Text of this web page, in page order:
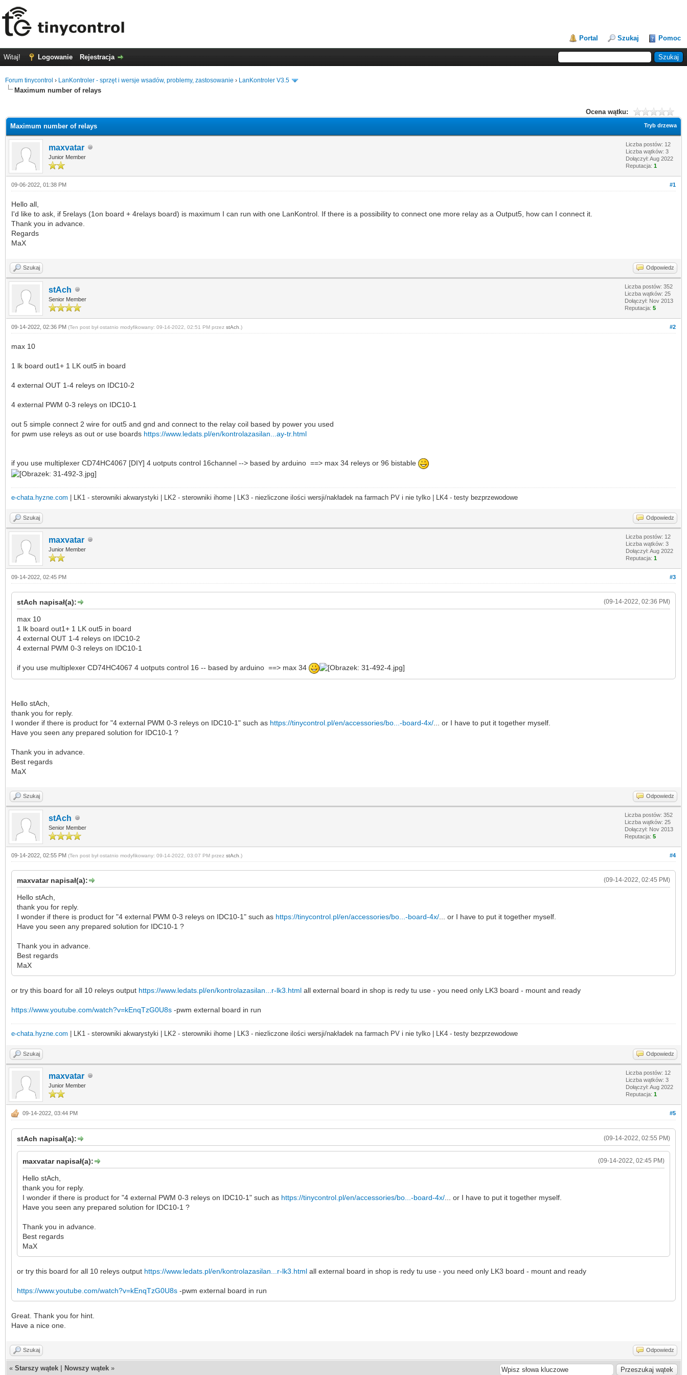
Portal Szukaj Pomoc
Witaj! Logowanie Rejestracja
Forum tinycontrol › LanKontroler - sprzęt i wersje wsadów, problemy, zastosowanie › LanKontroler V3.5
Maximum number of relays
Ocena wątku:
Tryb drzewa
Maximum number of relays
maxvatar
Junior Member
Liczba postów: 12
Liczba wątków: 3
Dołączył: Aug 2022
Reputacja: 1
#1
09-06-2022, 01:38 PM
Hello all,
I'd like to ask, if 5relays (1on board + 4relays board) is maximum I can run with one LanKontrol. If there is a possibility to connect one more relay as a Output5, how can I connect it.
Thank you in advance.
Regards
MaX
Szukaj Odpowiedz
stAch
Senior Member
Liczba postów: 352
Liczba wątków: 25
Dołączył: Nov 2013
Reputacja: 5
#2
09-14-2022, 02:36 PM (Ten post był ostatnio modyfikowany: 09-14-2022, 02:51 PM przez stAch .)
max 10
1 lk board out1+ 1 LK out5 in board
4 external OUT 1-4 releys on IDC10-2
4 external PWM 0-3 releys on IDC10-1
out 5 simple connect 2 wire for out5 and gnd and connect to the relay coil based by power you used
for pwm use releys as out or use boards https://www.ledats.pl/en/kontrolazasilan...ay-tr.html
if you use multiplexer CD74HC4067 [DIY] 4 uotputs control 16channel --> based by arduino ==> max 34 releys or 96 bistable
e-chata.hyzne.com | LK1 - sterowniki akwarystyki | LK2 - sterowniki ihome | LK3 - niezliczone ilości wersji/nakładek na farmach PV i nie tylko | LK4 - testy bezprzewodowe
Szukaj Odpowiedz
maxvatar
Junior Member
Liczba postów: 12
Liczba wątków: 3
Dołączył: Aug 2022
Reputacja: 1
#3
09-14-2022, 02:45 PM
(09-14-2022, 02:36 PM)
stAch napisał(a):
max 10
1 lk board out1+ 1 LK out5 in board
4 external OUT 1-4 releys on IDC10-2
4 external PWM 0-3 releys on IDC10-1
if you use multiplexer CD74HC4067 4 uotputs control 16 -- based by arduino ==> max 34
Hello stAch,
thank you for reply.
I wonder if there is product for "4 external PWM 0-3 releys on IDC10-1" such as https://tinycontrol.pl/en/accessories/bo...-board-4x/ ... or I have to put it together myself.
Have you seen any prepared solution for IDC10-1 ?
Thank you in advance.
Best regards
MaX
Szukaj Odpowiedz
stAch
Senior Member
Liczba postów: 352
Liczba wątków: 25
Dołączył: Nov 2013
Reputacja: 5
#4
09-14-2022, 02:55 PM (Ten post był ostatnio modyfikowany: 09-14-2022, 03:07 PM przez stAch .)
(09-14-2022, 02:45 PM)
maxvatar napisał(a):
Hello stAch,
thank you for reply.
I wonder if there is product for "4 external PWM 0-3 releys on IDC10-1" such as https://tinycontrol.pl/en/accessories/bo...-board-4x/ ... or I have to put it together myself.
Have you seen any prepared solution for IDC10-1 ?
Thank you in advance.
Best regards
MaX
or try this board for all 10 releys output https://www.ledats.pl/en/kontrolazasilan...r-lk3.html all external board in shop is redy tu use - you need only LK3 board - mount and ready
https://www.youtube.com/watch?v=kEnqTzG0U8s -pwm external board in run
e-chata.hyzne.com | LK1 - sterowniki akwarystyki | LK2 - sterowniki ihome | LK3 - niezliczone ilości wersji/nakładek na farmach PV i nie tylko | LK4 - testy bezprzewodowe
Szukaj Odpowiedz
maxvatar
Junior Member
Liczba postów: 12
Liczba wątków: 3
Dołączył: Aug 2022
Reputacja: 1
#5
09-14-2022, 03:44 PM
(09-14-2022, 02:55 PM)
stAch napisał(a):
(09-14-2022, 02:45 PM)
maxvatar napisał(a):
Hello stAch,
thank you for reply.
I wonder if there is product for "4 external PWM 0-3 releys on IDC10-1" such as https://tinycontrol.pl/en/accessories/bo...-board-4x/ ... or I have to put it together myself.
Have you seen any prepared solution for IDC10-1 ?
Thank you in advance.
Best regards
MaX
or try this board for all 10 releys output https://www.ledats.pl/en/kontrolazasilan...r-lk3.html all external board in shop is redy tu use - you need only LK3 board - mount and ready
https://www.youtube.com/watch?v=kEnqTzG0U8s -pwm external board in run
Great. Thank you for hint.
Have a nice one.
Szukaj Odpowiedz
« Starszy wątek Nowszy wątek »